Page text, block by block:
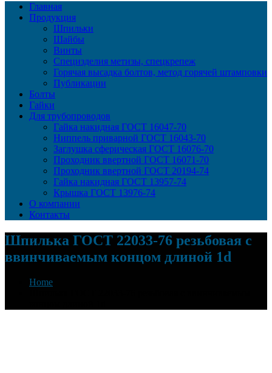
Главная
Продукция
Шпильки
Шайбы
Винты
Специзделия метизы, cпецкрепеж
Горячая высадка болтов, метод горячей штамповки
Публикации
Болты
Гайки
Для трубопроводов
Гайка накидная ГОСТ 16047-70
Ниппель приварной ГОСТ 16043-70
Заглушка сферическая ГОСТ 16076-70
Проходник ввертной ГОСТ 16071-70
Проходник ввертной ГОСТ 20194-74
Гайка накидная ГОСТ 13957-74
Крышка ГОСТ 13976-74
О компании
Контакты
Шпилька ГОСТ 22033-76 резьбовая с
ввинчиваемым концом длиной 1d
Home